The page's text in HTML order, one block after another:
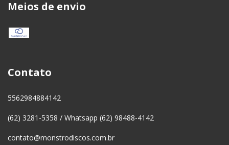
Meios de envio
Contato
5562984884142
(62) 3281-5358 / Whatsapp (62) 98488-4142
contato@monstrodiscos.com.br